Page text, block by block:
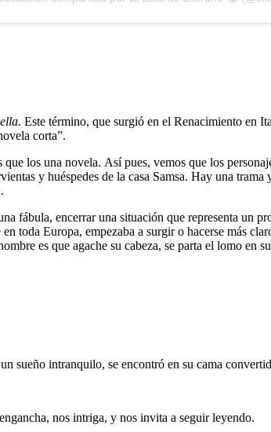
Este término, que surgió en el Renacimiento en
corta”.
los una novela. Así pues, vemos que los
y huéspedes de la casa Samsa. Hay una
fábula, encerrar una situación que representa un
toda Europa, empezaba a surgir o hacerse más
es que agache su cabeza, se parta el lomo en
sueño intranquilo, se encontró en su cama
nos intriga, y nos invita a seguir leyendo.